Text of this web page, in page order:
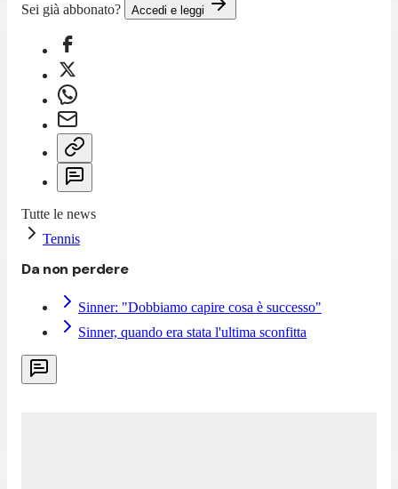
Sei già abbonato? Accedi e leggi
Tutte le news
Tennis
Da non perdere
Sinner: "Dobbiamo capire cosa è successo"
Sinner, quando era stata l'ultima sconfitta